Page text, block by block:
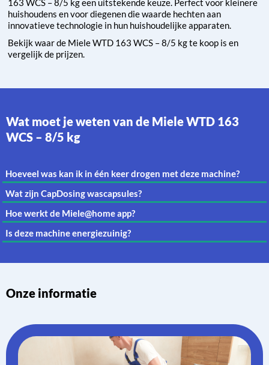
163 WCS – 8/5 kg een uitstekende keuze. Perfect voor kleinere
huishoudens en voor diegenen die waarde hechten aan
innovatieve technologie in hun huishoudelijke apparaten.
Bekijk waar de Miele WTD 163 WCS – 8/5 kg te koop is en
vergelijk de prijzen.
Wat moet je weten van de Miele WTD 163
WCS – 8/5 kg
Hoeveel was kan ik in één keer drogen met deze machine?
Wat zijn CapDosing wascapsules?
Hoe werkt de Miele@home app?
Is deze machine energiezuinig?
Onze informatie